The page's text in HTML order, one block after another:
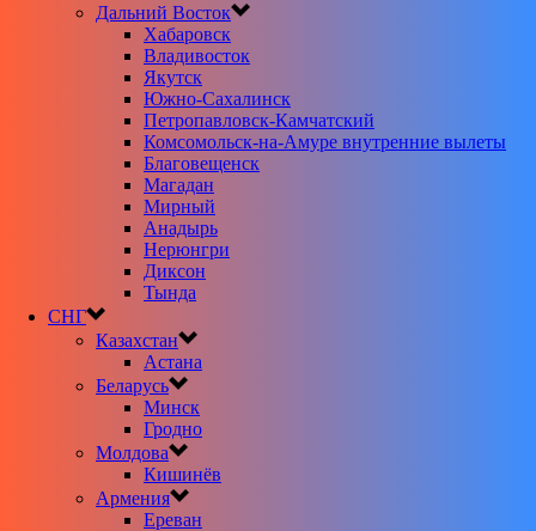
Дальний Восток
Хабаровск
Владивосток
Якутск
Южно-Сахалинск
Петропавловск-Камчатский
Комсомольск-на-Амуре внутренние вылеты
Благовещенск
Магадан
Мирный
Анадырь
Нерюнгри
Диксон
Тында
СНГ
Казахстан
Астана
Беларусь
Минск
Гродно
Молдова
Кишинёв
Армения
Ереван